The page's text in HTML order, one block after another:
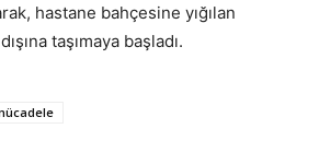
hastane bahçesine yığılan
taşımaya başladı.